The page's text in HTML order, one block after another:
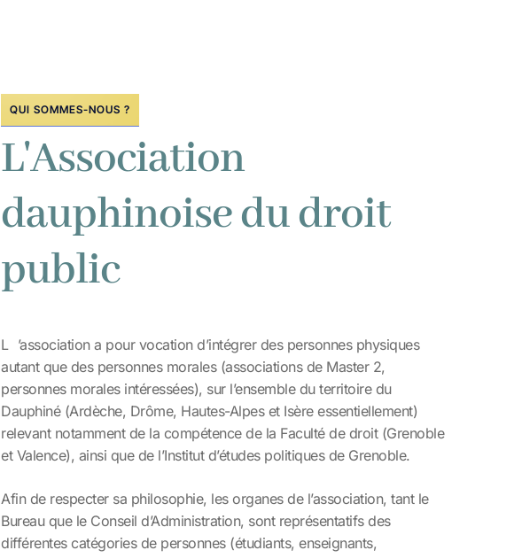
QUI SOMMES-NOUS ?
L'Association
dauphinoise du droit
public
L ’association a pour vocation d’intégrer des personnes physiques
autant que des personnes morales (associations de Master 2,
personnes morales intéressées), sur l’ensemble du territoire du
Dauphiné (Ardèche, Drôme, Hautes-Alpes et Isère essentiellement)
relevant notamment de la compétence de la Faculté de droit (Grenoble
et Valence), ainsi que de l’Institut d’études politiques de Grenoble.
Afin de respecter sa philosophie, les organes de l’association, tant le
Bureau que le Conseil d’Administration, sont représentatifs des
différentes catégories de personnes (étudiants, enseignants,